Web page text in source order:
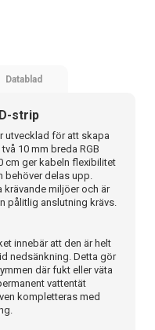
Datablad
strip
utvecklad för att skapa
10 mm breda RGB
cm ger kabeln flexibilitet
behöver delas upp.
krävande miljöer och är
pålitlig anslutning krävs.
innebär att den är helt
nedsänkning. Detta gör
där fukt eller väta
vattentät
kompletteras med